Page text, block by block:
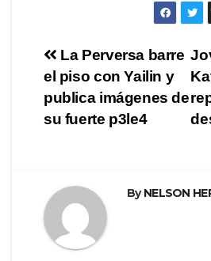
Navegación
de
entradas
La Perversa barre
el piso con Yailin y
publica imágenes de
su fuerte p3le4
ByNELSON